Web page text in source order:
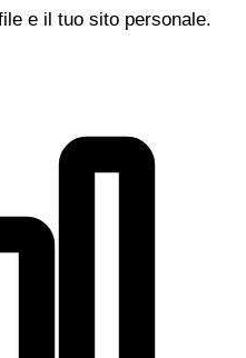
e il tuo sito personale.